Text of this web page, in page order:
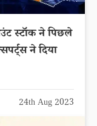
स्टॉक ने पिछले
ने दिया
24th Aug 2023